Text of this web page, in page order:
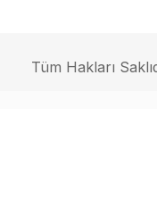
Tüm Hakları